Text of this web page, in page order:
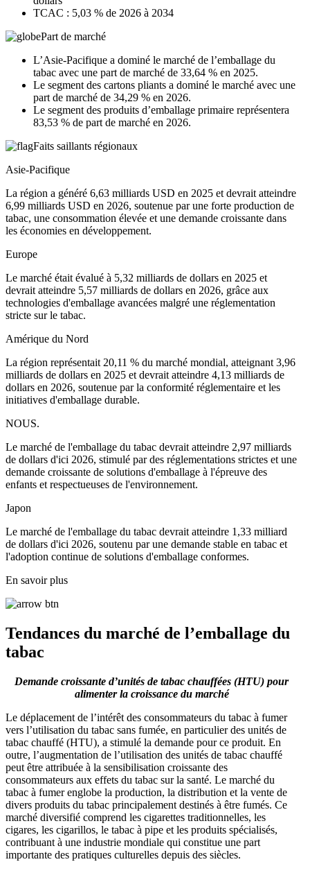
TCAC : 5,03 % de 2026 à 2034
Part de marché
L’Asie-Pacifique a dominé le marché de l’emballage du
tabac avec une part de marché de 33,64 % en 2025.
Le segment des cartons pliants a dominé le marché avec une
part de marché de 34,29 % en 2026.
Le segment des produits d’emballage primaire représentera
83,53 % de part de marché en 2026.
Faits saillants régionaux
Asie-Pacifique
La région a généré 6,63 milliards USD en 2025 et devrait atteindre
6,99 milliards USD en 2026, soutenue par une forte production de
tabac, une consommation élevée et une demande croissante dans
les économies en développement.
Europe
Le marché était évalué à 5,32 milliards de dollars en 2025 et
devrait atteindre 5,57 milliards de dollars en 2026, grâce aux
technologies d'emballage avancées malgré une réglementation
stricte sur le tabac.
Amérique du Nord
La région représentait 20,11 % du marché mondial, atteignant 3,96
milliards de dollars en 2025 et devrait atteindre 4,13 milliards de
dollars en 2026, soutenue par la conformité réglementaire et les
initiatives d'emballage durable.
NOUS.
Le marché de l'emballage du tabac devrait atteindre 2,97 milliards
de dollars d'ici 2026, stimulé par des réglementations strictes et une
demande croissante de solutions d'emballage à l'épreuve des
enfants et respectueuses de l'environnement.
Japon
Le marché de l'emballage du tabac devrait atteindre 1,33 milliard
de dollars d'ici 2026, soutenu par une demande stable en tabac et
l'adoption continue de solutions d'emballage conformes.
En savoir plus
Tendances du marché de l’emballage du
tabac
Demande croissante d’unités de tabac chauffées (HTU) pour
alimenter la croissance du marché
Le déplacement de l’intérêt des consommateurs du tabac à fumer
vers l’utilisation du tabac sans fumée, en particulier des unités de
tabac chauffé (HTU), a stimulé la demande pour ce produit. En
outre, l’augmentation de l’utilisation des unités de tabac chauffé
peut être attribuée à la sensibilisation croissante des
consommateurs aux effets du tabac sur la santé. Le marché du
tabac à fumer englobe la production, la distribution et la vente de
divers produits du tabac principalement destinés à être fumés. Ce
marché diversifié comprend les cigarettes traditionnelles, les
cigares, les cigarillos, le tabac à pipe et les produits spécialisés,
contribuant à une industrie mondiale qui constitue une part
importante des pratiques culturelles depuis des siècles.